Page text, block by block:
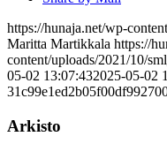
https://hunaja.net/wp-
Maritta Martikkala https://
content/uploads/2021/10/
05-02 13:07:432025-05-02
Arkisto